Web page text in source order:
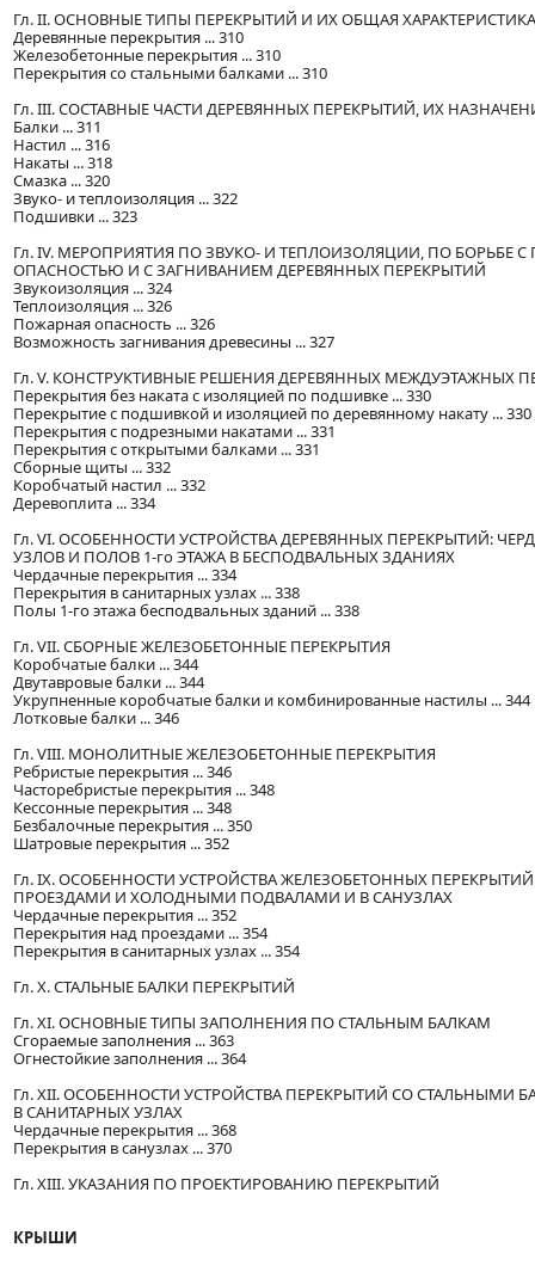
Гл. II. ОСНОВНЫЕ ТИПЫ ПЕРЕКРЫТИЙ И ИХ ОБЩАЯ ХАРАКТЕРИСТИКА
Деревянные перекрытия ... 310
Железобетонные перекрытия ... 310
Перекрытия со стальными балками ... 310
Гл. III. СОСТАВНЫЕ ЧАСТИ ДЕРЕВЯННЫХ ПЕРЕКРЫТИЙ, ИХ
Балки ... 311
Настил ... 316
Накаты ... 318
Смазка ... 320
Звуко- и теплоизоляция ... 322
Подшивки ... 323
Гл. IV. МЕРОПРИЯТИЯ ПО ЗВУКО- И ТЕПЛОИЗОЛЯЦИИ, ПО БОРЬБЕ
ОПАСНОСТЬЮ И С ЗАГНИВАНИЕМ ДЕРЕВЯННЫХ ПЕРЕКРЫТИЙ
Звукоизоляция ... 324
Теплоизоляция ... 326
Пожарная опасность ... 326
Возможность загнивания древесины ... 327
Гл. V. КОНСТРУКТИВНЫЕ РЕШЕНИЯ ДЕРЕВЯННЫХ МЕЖДУЭТАЖНЫХ
Перекрытия без наката с изоляцией по подшивке ... 330
Перекрытие с подшивкой и изоляцией по деревянному накату ... 330
Перекрытия с подрезными накатами ... 331
Перекрытия с открытыми балками ... 331
Сборные щиты ... 332
Коробчатый настил ... 332
Деревоплита ... 334
Гл. VI. ОСОБЕННОСТИ УСТРОЙСТВА ДЕРЕВЯННЫХ ПЕРЕКРЫТИЙ:
УЗЛОВ И ПОЛОВ 1-го ЭТАЖА В БЕСПОДВАЛЬНЫХ ЗДАНИЯХ
Чердачные перекрытия ... 334
Перекрытия в санитарных узлах ... 338
Полы 1-го этажа бесподвальных зданий ... 338
Гл. VII. СБОРНЫЕ ЖЕЛЕЗОБЕТОННЫЕ ПЕРЕКРЫТИЯ
Коробчатые балки ... 344
Двутавровые балки ... 344
Укрупненные коробчатые балки и комбинированные настилы ... 344
Лотковые балки ... 346
Гл. VIII. МОНОЛИТНЫЕ ЖЕЛЕЗОБЕТОННЫЕ ПЕРЕКРЫТИЯ
Ребристые перекрытия ... 346
Часторебристые перекрытия ... 348
Кессонные перекрытия ... 348
Безбалочные перекрытия ... 350
Шатровые перекрытия ... 352
Гл. IX. ОСОБЕННОСТИ УСТРОЙСТВА ЖЕЛЕЗОБЕТОННЫХ
ПРОЕЗДАМИ И ХОЛОДНЫМИ ПОДВАЛАМИ И В САНУЗЛАХ
Чердачные перекрытия ... 352
Перекрытия над проездами ... 354
Перекрытия в санитарных узлах ... 354
Гл. X. СТАЛЬНЫЕ БАЛКИ ПЕРЕКРЫТИЙ
Гл. XI. ОСНОВНЫЕ ТИПЫ ЗАПОЛНЕНИЯ ПО СТАЛЬНЫМ БАЛКАМ
Сгораемые заполнения ... 363
Огнестойкие заполнения ... 364
Гл. XII. ОСОБЕННОСТИ УСТРОЙСТВА ПЕРЕКРЫТИЙ СО СТАЛЬНЫМИ
В САНИТАРНЫХ УЗЛАХ
Чердачные перекрытия ... 368
Перекрытия в санузлах ... 370
Гл. XIII. УКАЗАНИЯ ПО ПРОЕКТИРОВАНИЮ ПЕРЕКРЫТИЙ
КРЫШИ